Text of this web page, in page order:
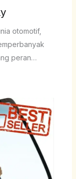
otomotif,
peran…